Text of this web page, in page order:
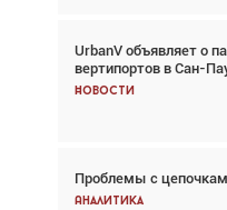
UrbanV объявляет о
вертипортов в Сан-
Новости
Проблемы с
Аналитика
Авиационный
говорит сама за
Новости
Впервые с 2024 года
снижается три недели